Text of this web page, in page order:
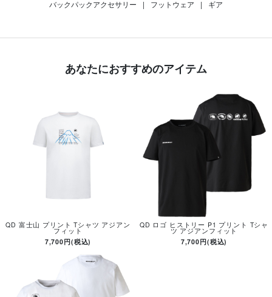
バックパックアクセサリー
| フットウェア | ギア
あなたにおすすめのアイテム
QD 富士山 プリント Tシャツ アジアン
フィット
7,700円(税込)
QD ロゴ ヒストリー P1 プリント Tシャ
ツ アジアンフィット
7,700円(税込)